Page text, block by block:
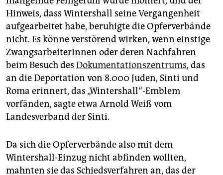
Hinweis, dass Wintershall seine Vergangenheit
aufgearbeitet habe, beruhigte die Opferverbände
nicht. Es könne verstörend wirken, wenn einstige
Zwangsarbeiter­Innen oder deren Nachfahren
beim Besuch des Dokumentationszentrums, das
an die Deportation von 8.000 Juden, Sinti und
Roma erinnert, das „Wintershall“-Emblem
vorfänden, sagte etwa Arnold Weiß vom
Landesverband der Sinti.
Da sich die Opferverbände also mit dem
Wintershall-­Einzug nicht abfinden wollten,
mahnten sie das Schiedsverfahren an, das der